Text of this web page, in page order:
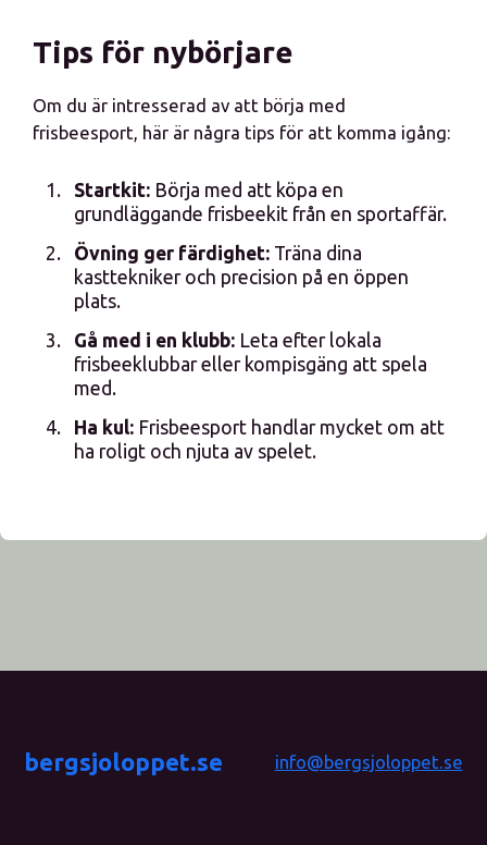
Tips för nybörjare
Om du är intresserad av att börja med
frisbeesport, här är några tips för att komma igång:
Startkit: Börja med att köpa en
grundläggande frisbeekit från en sportaffär.
Övning ger färdighet: Träna dina
kasttekniker och precision på en öppen
plats.
Gå med i en klubb: Leta efter lokala
frisbeeklubbar eller kompisgäng att spela
med.
Ha kul: Frisbeesport handlar mycket om att
ha roligt och njuta av spelet.
bergsjoloppet.se info@bergsjoloppet.se